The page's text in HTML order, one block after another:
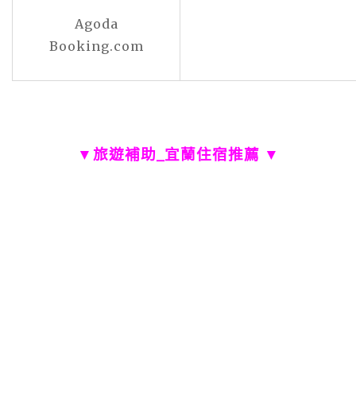
Agoda
Booking.com
▼ 旅遊補助_ 宜蘭住宿推薦 ▼